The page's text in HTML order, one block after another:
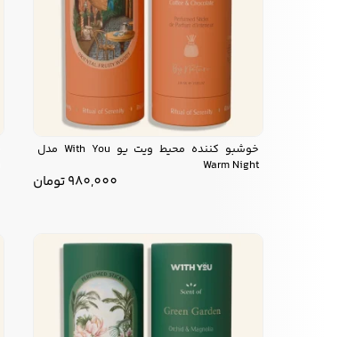
خوشبو کننده محیط ویت یو With You مدل
Warm Night
980,000تومان